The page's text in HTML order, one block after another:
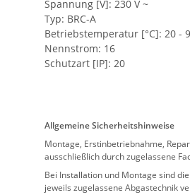
Spannung [V]: 230 V ~
Typ: BRC-A
Betriebstemperatur [°C]: 20 -
Nennstrom: 16
Schutzart [IP]: 20
Allgemeine Sicherheitshinweise
Montage, Erstinbetriebnahme,
ausschließlich durch zugelassene
Bei Installation und Montage sind
jeweils zugelassene Abgastechnik